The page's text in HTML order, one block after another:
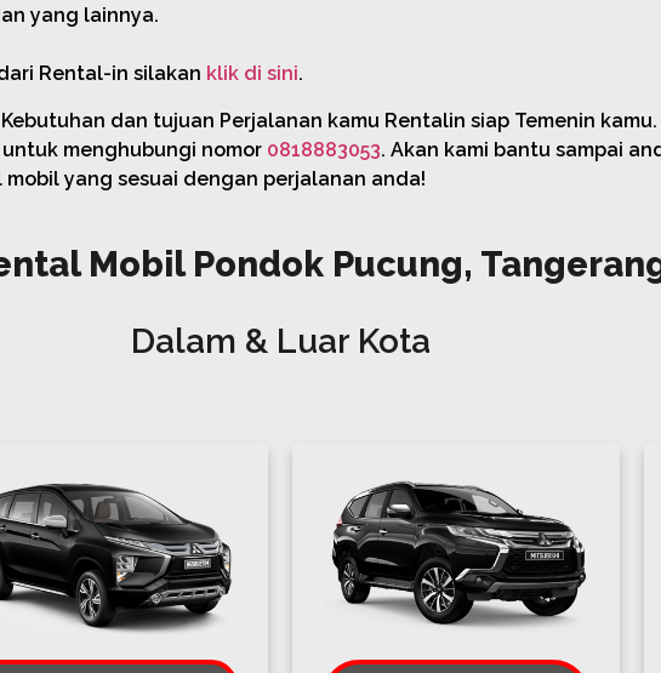
yang lainnya.
Rental-in silakan klik di sini.
dan tujuan Perjalanan kamu Rentalin siap Temenin
menghubungi nomor 0818883053. Akan kami bantu sampai
yang sesuai dengan perjalanan anda!
Mobil Pondok Pucung,
Dalam & Luar Kota